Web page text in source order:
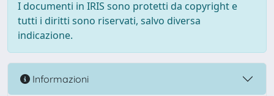
I documenti in IRIS sono protetti da copyright e
tutti i diritti sono riservati, salvo diversa
indicazione.
Informazioni